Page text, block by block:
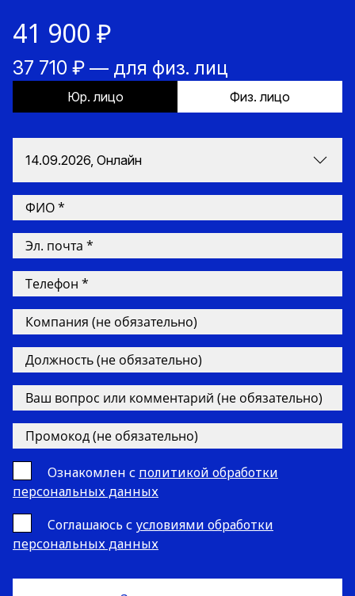
41 900 ₽
37 710 ₽ — для физ. лиц
Юр. лицо Физ. лицо
14.09.2026, Онлайн
Ознакомлен с политикой обработки
персональных данных
Cоглашаюсь с условиями обработки
персональных данных